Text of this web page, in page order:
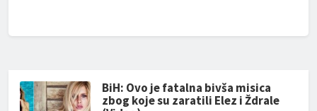
BiH: Ovo je fatalna bivša misica
zbog koje su zaratili Elez i Ždrale